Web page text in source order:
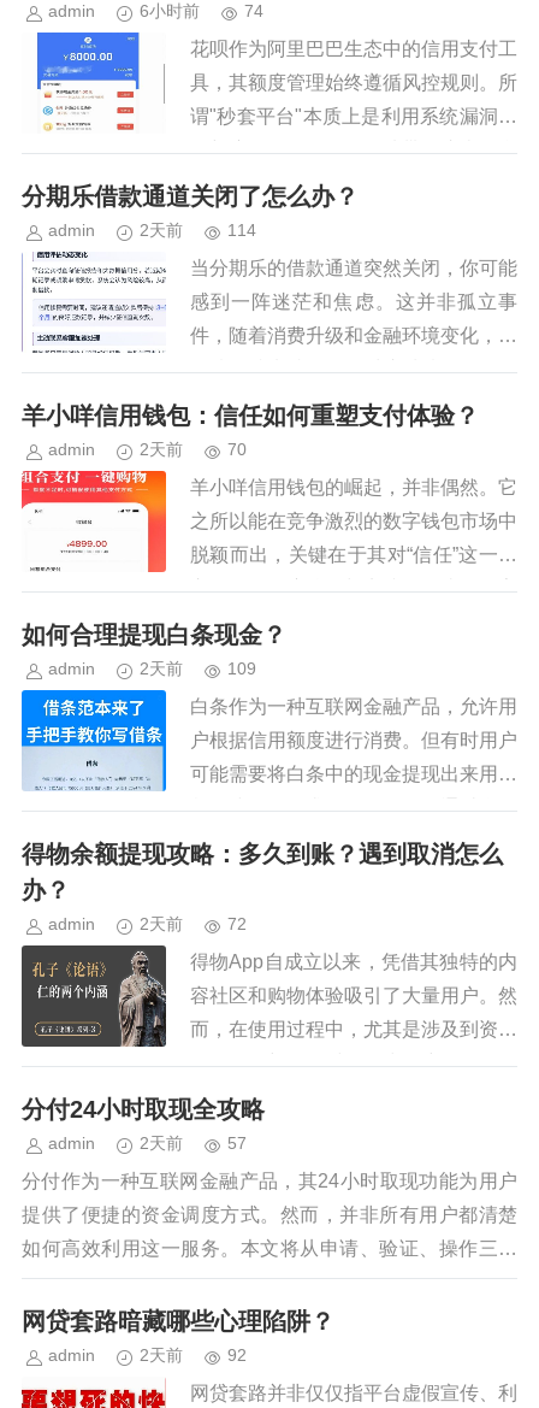
admin 6小时前 74
花呗作为阿里巴巴生态中的信用支付工
具，其额度管理始终遵循风控规则。所
谓"秒套平台"本质上是利用系统漏洞进
行额度拆分操作的灰色地带，这类平台
往往以"快速提升额度"为诱饵，实则通
分期乐借款通道关闭了怎么办？
admin 2天前 114
当分期乐的借款通道突然关闭，你可能
感到一阵迷茫和焦虑。这并非孤立事
件，随着消费升级和金融环境变化，类
似情况越来越多。面对这种情况，冷静
应对是关键。首先，你需要全面评估自
羊小咩信用钱包：信任如何重塑支付体验？
admin 2天前 70
羊小咩信用钱包的崛起，并非偶然。它
之所以能在竞争激烈的数字钱包市场中
脱颖而出，关键在于其对“信任”这一核
心价值的深度挖掘与实践。传统的数字
钱包往往仅仅提供转账、支付等基本功
如何合理提现白条现金？
admin 2天前 109
白条作为一种互联网金融产品，允许用
户根据信用额度进行消费。但有时用户
可能需要将白条中的现金提现出来用于
紧急或个人需求。那么，如何通过合理
合法的方式借出白条中的现金呢？首
得物余额提现攻略：多久到账？遇到取消怎么
办？
admin 2天前 72
得物App自成立以来，凭借其独特的内
容社区和购物体验吸引了大量用户。然
而，在使用过程中，尤其是涉及到资金
操作如余额提现时，不少用户体验到了
一些不确定性和疑惑。特别是当用户的
分付24小时取现全攻略
admin 2天前 57
分付作为一种互联网金融产品，其24小时取现功能为用户
提供了便捷的资金调度方式。然而，并非所有用户都清楚
如何高效利用这一服务。本文将从申请、验证、操作三个
步骤深入解析“分付24小时取现 怎么取”的全过程...
网贷套路暗藏哪些心理陷阱？
admin 2天前 92
网贷套路并非仅仅指平台虚假宣传、利